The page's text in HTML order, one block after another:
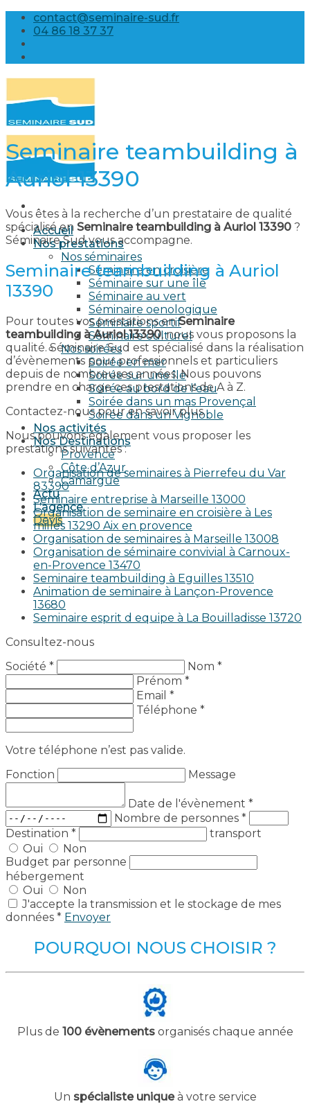
Skip
content
contact@seminaire-sud.fr
04 86 18 37 37
Accueil
Nos prestations
Nos séminaires
Séminaire en croisière
Séminaire sur une île
Séminaire au vert
Séminaire oenologique
Séminaire sportif
Séminaire culturel
Nos soirées
Soirée en mer
Soirée sur une île
Soirée au bord de l’eau
Soirée dans un mas Provençal
Soirée dans un Vignoble
Nos activités
Nos Destinations
Provence
Côte d’Azur
Camargue
Actu
L’agence
Devis
Seminaire teambuilding à
Auriol 13390
Vous êtes à la recherche d’un prestataire de qualité
spécialisé en Seminaire teambuilding à Auriol 13390 ?
Séminaire Sud vous accompagne.
Seminaire teambuilding à Auriol
13390
Pour toutes vos prestations enSeminaire
teambuilding à Auriol 13390, nous vous proposons la
qualité. Séminaire Sud est spécialisé dans la réalisation
d’évènements pour professionnels et particuliers
depuis de nombreuses années. Nous pouvons
prendre en charge ces prestations de A à Z.
Contactez-nous pour en savoir plus.
Nous pouvons également vous proposer les
prestations suivantes :
Organisation de seminaires à Pierrefeu du Var
83390
Seminaire entreprise à Marseille 13000
Organisation de seminaire en croisière à Les
milles 13290 Aix en provence​
Organisation de seminaires à Marseille 13008
Organisation de séminaire convivial à Carnoux-
en-Provence 13470
Seminaire teambuilding à Eguilles 13510
Animation de seminaire à Lançon-Provence
13680
Seminaire esprit d equipe à La Bouilladisse 13720
Consultez-nous
Société *
Nom *
Prénom *
Email *
Téléphone *
Votre téléphone n’est pas valide.
Fonction
Message
Date de l'évènement *
Nombre de personnes *
Destination *
transport
Oui
Non
Budget par personne
hébergement
Oui
Non
J'accepte la transmission et le stockage de mes
données * Envoyer
POURQUOI NOUS CHOISIR ?
Plus de 100 évènementsorganisés chaque année
Un spécialiste uniqueà votre service